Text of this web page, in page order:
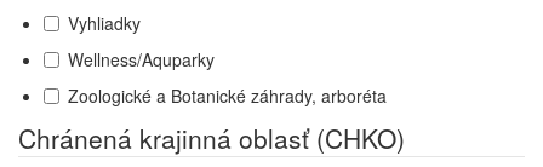
Vyhliadky
Wellness/Aquparky
Zoologické a Botanické záhrady, arboréta
Chránená krajinná oblasť (CHKO)